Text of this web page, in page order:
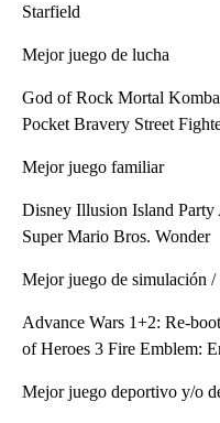
Starfield
Mejor juego de lucha
God of Rock Mortal
Pocket Bravery Street
Mejor juego familiar
Disney Illusion Island Party
Super Mario Bros. Wonder
Mejor juego de simulación /
Advance Wars 1+2: Re-
of Heroes 3 Fire Emblem:
Mejor juego deportivo y/o